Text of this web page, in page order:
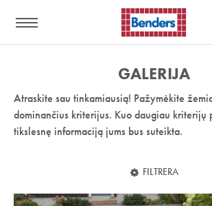
nuoroda:
GALERIJA
Atraskite sau tinkamiausią! Pažymėkite
dominančius kriterijus. Kuo daugiau kriterijų
tikslesnę informaciją jums bus suteikta.
FILTRERA